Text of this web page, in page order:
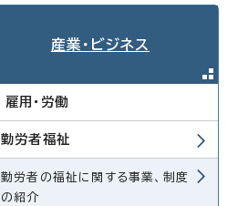
産業・ビジネス
雇用・労働
勤労者福祉
勤労者の福祉に関する事業、制度
の紹介